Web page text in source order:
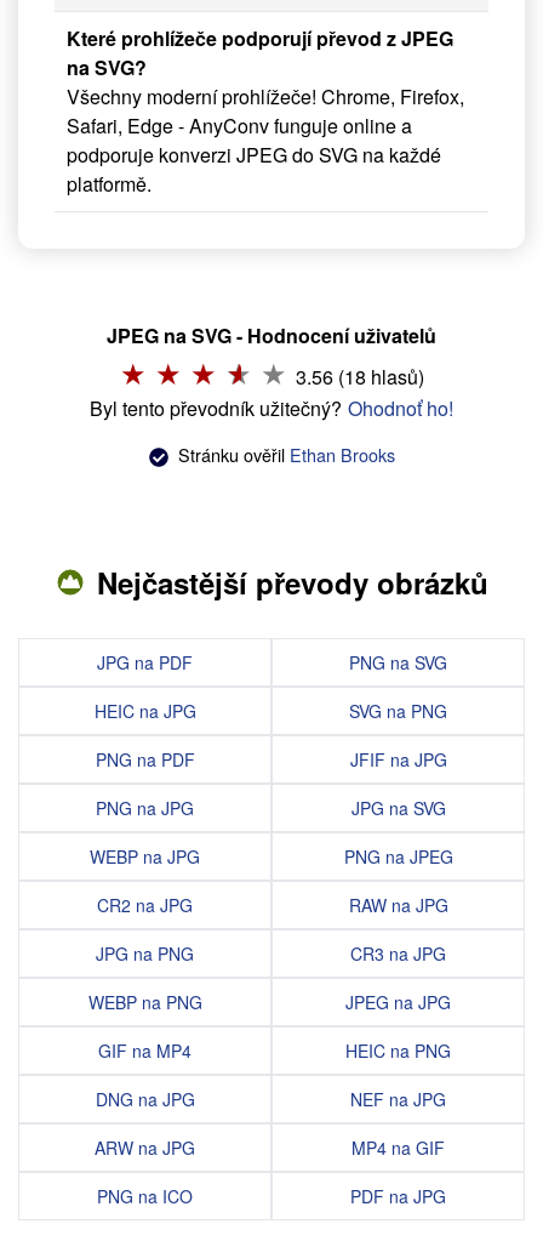
Které prohlížeče podporují převod z JPEG
na SVG?
Všechny moderní prohlížeče! Chrome, Firefox,
Safari, Edge - AnyConv funguje online a
podporuje konverzi JPEG do SVG na každé
platformě.
JPEG na SVG - Hodnocení uživatelů
3.56 (18 hlasů)
Byl tento převodník užitečný? Ohodnoť ho!
Stránku ověřil Ethan Brooks
Nejčastější převody obrázků
JPG na PDF
HEIC na JPG
PNG na PDF
PNG na JPG
WEBP na JPG
CR2 na JPG
JPG na PNG
WEBP na PNG
GIF na MP4
DNG na JPG
ARW na JPG
PNG na ICO
PNG na SVG
SVG na PNG
JFIF na JPG
JPG na SVG
PNG na JPEG
RAW na JPG
CR3 na JPG
JPEG na JPG
HEIC na PNG
NEF na JPG
MP4 na GIF
PDF na JPG